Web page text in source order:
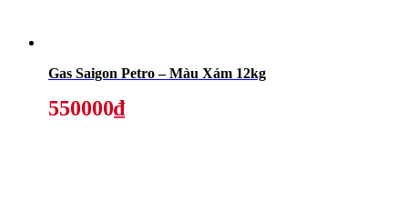
Gas Saigon Petro – Màu Xám 12kg
550000₫